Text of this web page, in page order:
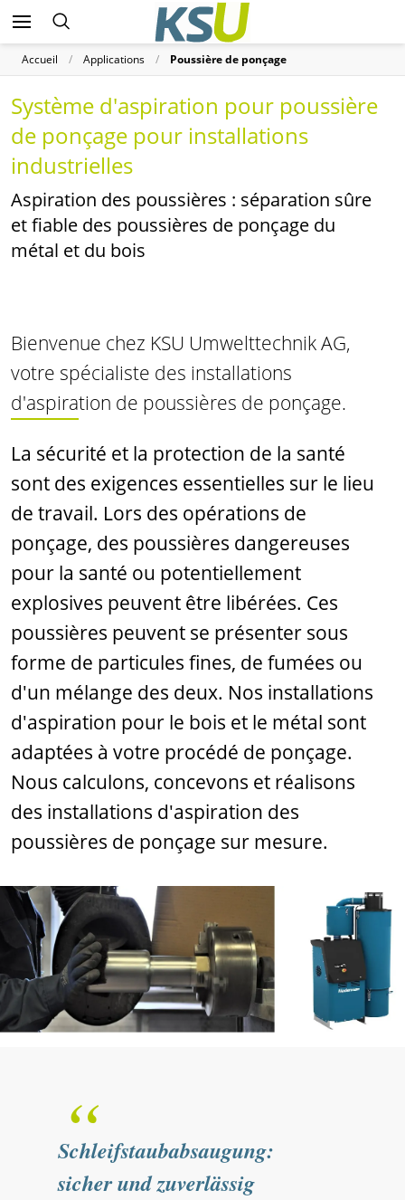
Accueil Applications Poussière de ponçage
Système d'aspiration pour poussière
de ponçage pour installations
industrielles
Aspiration des poussières : séparation sûre
et fiable des poussières de ponçage du
métal et du bois
Bienvenue chez KSU Umwelttechnik AG,
votre spécialiste des installations
d'aspiration de poussières de ponçage.
La sécurité et la protection de la santé
sont des exigences essentielles sur le lieu
de travail. Lors des opérations de
ponçage, des poussières dangereuses
pour la santé ou potentiellement
explosives peuvent être libérées. Ces
poussières peuvent se présenter sous
forme de particules fines, de fumées ou
d'un mélange des deux. Nos installations
d'aspiration pour le bois et le métal sont
adaptées à votre procédé de ponçage.
Nous calculons, concevons et réalisons
des installations d'aspiration des
poussières de ponçage sur mesure.
“
Schleifstaubabsaugung:
sicher und zuverlässig